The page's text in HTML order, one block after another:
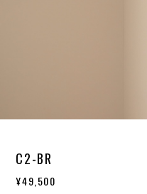
C2-BR
¥49,500